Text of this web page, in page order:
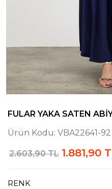
FULAR YAKA SATEN
Ürün Kodu: VBA22641-92
2.603,90 TL 1.881,90
RENK